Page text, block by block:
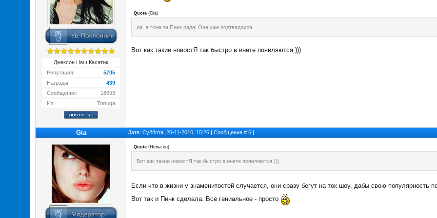
Джексон Наш Касатик
Репутация:
5705
Награды:
439
Сообщения:
18693
Из:
Tortuga
Quote (Gia)
да, я тоже за Пинк рада! Она уже подтвердила.
Вот как такие новостЯ так быстро в инете появляются )))
Gia Дата: Суббота, 20-11-2010, 15:26 | Сообщение # 6 |
Quote (Нельсон)
Вот как такие новостЯ так быстро в инете появляются )))
Если что в жизни у знаменитостей случается, они сразу бегут на ток шоу, дабы свою популярность
Вот так и Пинк сделала. Все гениальное - просто